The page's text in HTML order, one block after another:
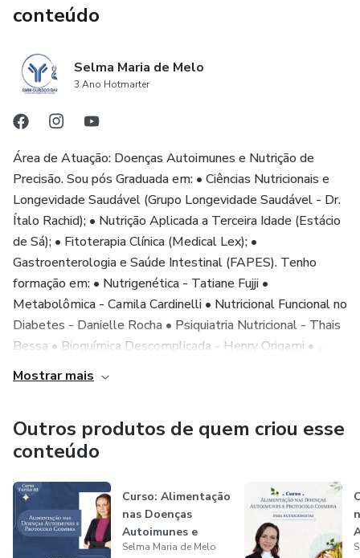
Nessa aula vamos aprender o que é a vitamina D e sua
autoimunes e quais os nutrientes fazem parte do seu
metabolismo. Vamos aprender também, a fazer o manejo
doenças autoimunes com altas doses de vitamina D
(Protocolo Coimbra).
MÓDULO 03: FISIOPATOLOGIA DAS DOENÇAS
AUTOIMUNES MAIS COMUNS E
ALIMENTAÇÃO NAS DOENÇAS AUTOIMUNES.
Nessa aula vamos aprender sobre como acontece a
fisiopatologia das doenças autoimunes para podermos
conduzir de forma mais assertiva a nossa conduta
nutricional. Vamos aprender também, a relação dos
alimentos nas doenças autoimunes, como o glúten, o leite
MÓDULO 04: NUTRIÇÃO DE PRECISÃO NAS
DOENÇAS AUTOIMUNES.
Nessa aula vamos aprender como utilizar as ferramentas
de precisão na nossa prática clínica (exames de
nutrigenética, metabolômica e microbioma).
conteúdo
Selma Maria de Melo
3 Ano Hotmarter
Área de Atuação: Doenças Autoimunes e Nutrição de
Precisão. Sou pós Graduada em: • Ciências Nutricionais e
Longevidade Saudável (Grupo Longevidade Saudável - Dr.
Ítalo Rachid); • Nutrição Aplicada a Terceira Idade (Estácio
de Sá); • Fitoterapia Clínica (Medical Lex); •
Gastroenterologia e Saúde Intestinal (FAPES). Tenho
formação em: • Nutrigenética - Tatiane Fujji •
Metabolômica - Camila Cardinelli • Nutricional Funcional no
Diabetes - Danielle Rocha • Psiquiatria Nutricional - Thais
Bessa • Bioquímica Descomplicada - Henry Origami • ...
Mostrar mais
Outros produtos de quem criou esse
conteúdo
Curso: Alimentação
nas Doenças
Autoimunes e
Protocolo Coimbr...
Selma Maria de Melo